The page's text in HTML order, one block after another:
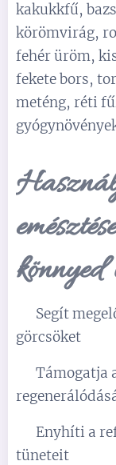
kakukkfű,
körömvirág,
fehér üröm,
fekete bors,
meténg, réti
könnyed
✅ Segít
görcsöket
✅ Támogatja
✅ Enyhíti a
tüneteit